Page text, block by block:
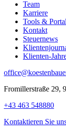
Team
Karriere
Tools &
Kontakt
Steuernews
Klienten-
Fromillerstraße 29,
+43 463 548880
Kontaktieren Sie